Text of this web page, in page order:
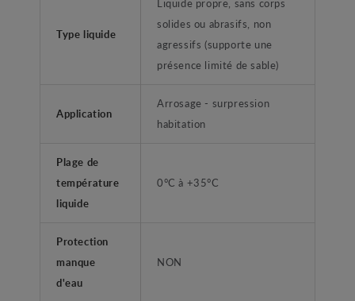
Type liquide
solides ou abrasifs, non
agressifs (supporte une
présence limité de sable)
Application
Arrosage - surpression
habitation
Plage de
température
liquide
0°C à +35°C
Protection
manque
d'eau
NON